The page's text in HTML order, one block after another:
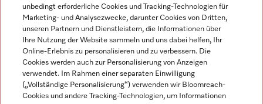
Miele auf Instagram
Miele auf Facebook
Miele auf Youtube
unbedingt erforderliche Cookies und Tracking-Technologien für
Marketing- und Analysezwecke, darunter Cookies von Dritten,
unseren Partnern und Dienstleistern, die Informationen über
Ihre Nutzung der Website sammeln und uns dabei helfen, Ihr
Online-Erlebnis zu personalisieren und zu verbessern. Die
Cookies werden auch zur Personalisierung von Anzeigen
verwendet. Im Rahmen einer separaten Einwilligung
(„Vollständige Personalisierung“) verwenden wir Bloomreach-
Cookies und andere Tracking-Technologien, um Informationen